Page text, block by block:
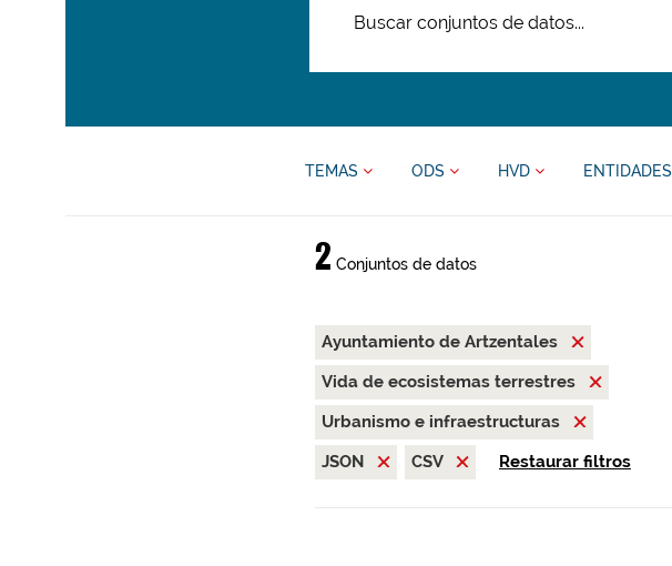
TEMAS ODS HVD ENTIDADES
2 Conjuntos de datos
Ayuntamiento de Artzentales
Vida de ecosistemas terrestres
Urbanismo e infraestructuras
JSON
CSV Restaurar filtros